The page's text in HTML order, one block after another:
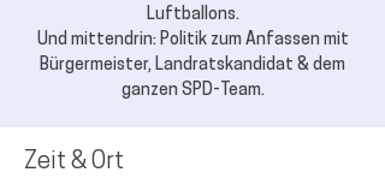
Luftballons.
Und mittendrin: Politik zum Anfassen mit
Bürgermeister, Landratskandidat & dem
ganzen SPD-Team.
Zeit & Ort